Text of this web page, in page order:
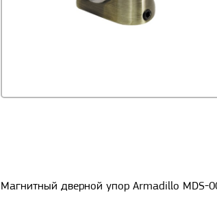
Магнитный дверной упор Armadillo MDS-